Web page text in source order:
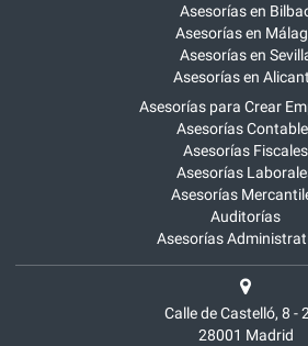
Asesorías en
Asesorías en
Asesorías en
Asesorías en
Asesorías para Crear
Asesorías
Asesorías Fiscales
Asesorías
Asesorías
Auditorías
Asesorías
Calle de Castelló, 8 -
28001 Madrid